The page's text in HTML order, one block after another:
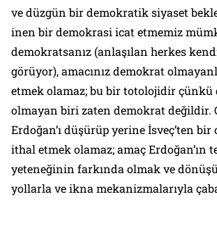
ve düzgün bir demokratik siyaset
inen bir demokrasi icat etmemiz
demokratsanız (anlaşılan herkes
görüyor), amacınız demokrat
etmek olamaz; bu bir totolojidir çünkü
olmayan biri zaten demokrat değildir.
Erdoğan’ı düşürüp yerine İsveç’ten
ithal etmek olamaz; amaç Erdoğan’ın
yeteneğinin farkında olmak ve
yollarla ve ikna mekanizmalarıyla